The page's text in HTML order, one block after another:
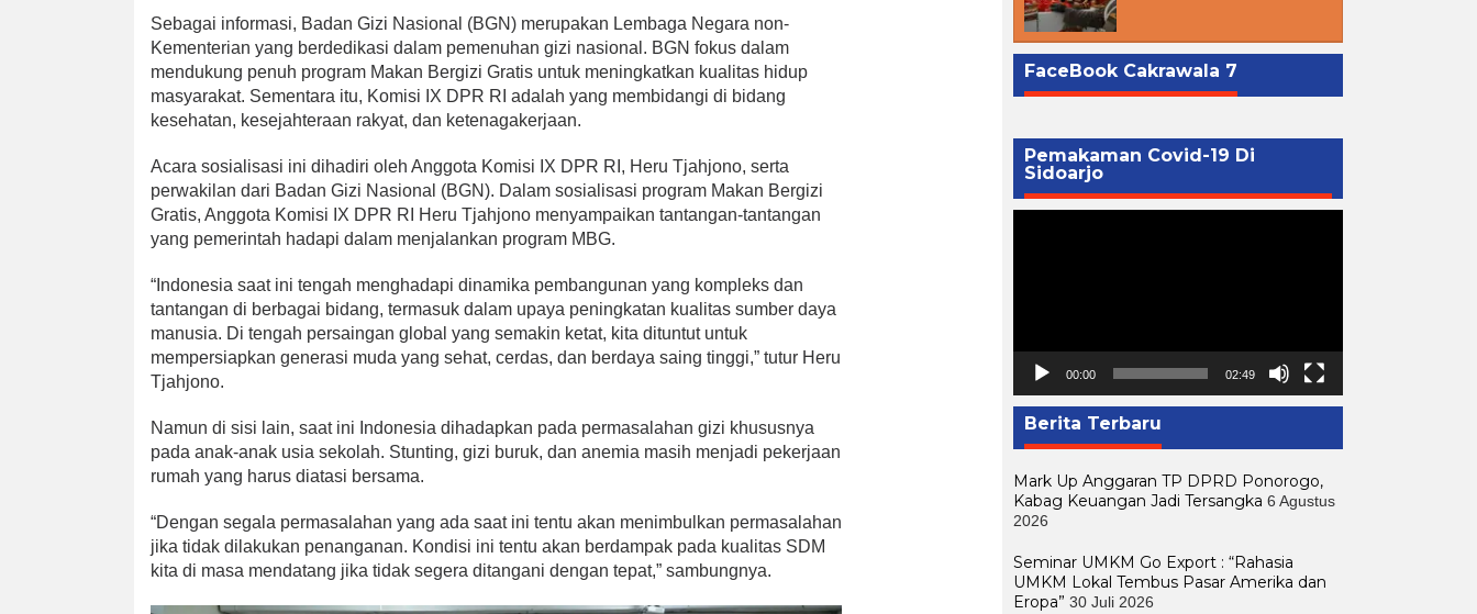
Sebagai informasi, Badan Gizi Nasional (BGN) merupakan Lembaga Negara non-
Kementerian yang berdedikasi dalam pemenuhan gizi nasional. BGN fokus dalam
mendukung penuh program Makan Bergizi Gratis untuk meningkatkan kualitas hidup
masyarakat. Sementara itu, Komisi IX DPR RI adalah yang membidangi di bidang
kesehatan, kesejahteraan rakyat, dan ketenagakerjaan.
Acara sosialisasi ini dihadiri oleh Anggota Komisi IX DPR RI, Heru Tjahjono, serta
perwakilan dari Badan Gizi Nasional (BGN). Dalam sosialisasi program Makan Bergizi
Gratis, Anggota Komisi IX DPR RI Heru Tjahjono menyampaikan tantangan-tantangan
yang pemerintah hadapi dalam menjalankan program MBG.
“Indonesia saat ini tengah menghadapi dinamika pembangunan yang kompleks dan
tantangan di berbagai bidang, termasuk dalam upaya peningkatan kualitas sumber daya
manusia. Di tengah persaingan global yang semakin ketat, kita dituntut untuk
mempersiapkan generasi muda yang sehat, cerdas, dan berdaya saing tinggi,” tutur Heru
Tjahjono.
Namun di sisi lain, saat ini Indonesia dihadapkan pada permasalahan gizi khususnya
pada anak-anak usia sekolah. Stunting, gizi buruk, dan anemia masih menjadi pekerjaan
rumah yang harus diatasi bersama.
“Dengan segala permasalahan yang ada saat ini tentu akan menimbulkan permasalahan
jika tidak dilakukan penanganan. Kondisi ini tentu akan berdampak pada kualitas SDM
kita di masa mendatang jika tidak segera ditangani dengan tepat,” sambungnya.
FaceBook Cakrawala 7
Pemakaman Covid-19 Di
Sidoarjo
00:00 02:49
Berita Terbaru
Mark Up Anggaran TP DPRD Ponorogo,
Kabag Keuangan Jadi Tersangka 6 Agustus
2026
Seminar UMKM Go Export : “Rahasia
UMKM Lokal Tembus Pasar Amerika dan
Eropa” 30 Juli 2026